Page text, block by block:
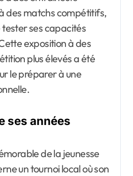
des matchs compétitifs,
ses capacités
exposition à des
plus élevés a été
le préparer à une
ses années
de la jeunesse
un tournoi local où son